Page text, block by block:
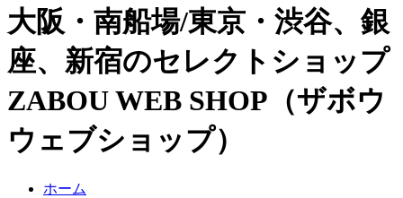
大阪・南船場/東京・渋谷、銀
座、新宿のセレクトショップ
ZABOU WEB SHOP（ザボウ
ウェブショップ）
ホーム